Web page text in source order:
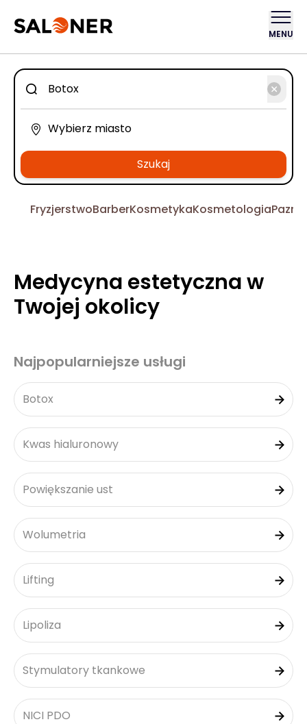
MENU
Szukaj
FryzjerstwoBarberKosmetykaKosmetologia
Medycyna estetyczna w
Twojej okolicy
Najpopularniejsze usługi
Botox
Kwas hialuronowy
Powiększanie ust
Wolumetria
Lifting
Lipoliza
Stymulatory tkankowe
NICI PDO